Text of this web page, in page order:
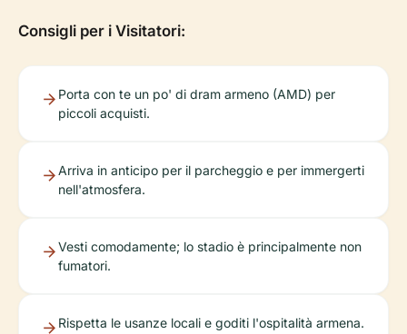
Consigli per i Visitatori:
Porta con te un po' di dram armeno (AMD) per
piccoli acquisti.
Arriva in anticipo per il parcheggio e per immergerti
nell'atmosfera.
Vesti comodamente; lo stadio è principalmente non
fumatori.
Rispetta le usanze locali e goditi l'ospitalità armena.